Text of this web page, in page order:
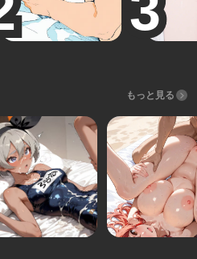
もっと見る